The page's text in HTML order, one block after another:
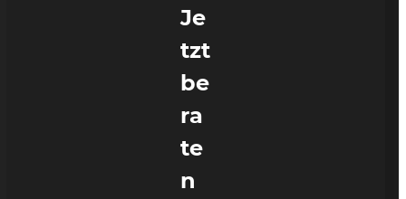
Je
tzt
be
ra
te
n